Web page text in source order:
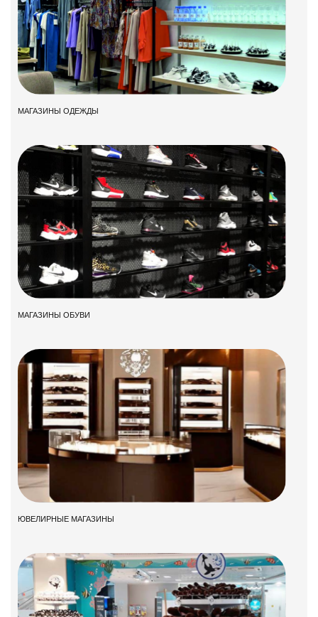
МАГАЗИНЫ ОДЕЖДЫ
МАГАЗИНЫ ОБУВИ
ЮВЕЛИРНЫЕ МАГАЗИНЫ